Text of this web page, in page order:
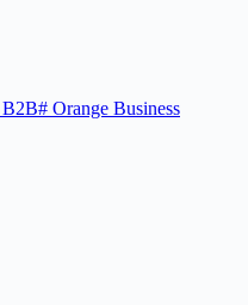
B2B# Orange Business